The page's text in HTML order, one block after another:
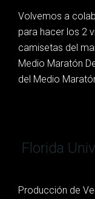
Volvemos a
para hacer los 2
camisetas del
Medio Maratón
del Medio
Florida
Producción de